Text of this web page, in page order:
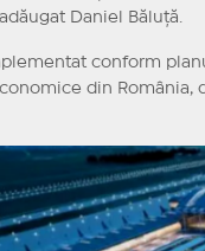
Daniel Băluță.
conform
din România,